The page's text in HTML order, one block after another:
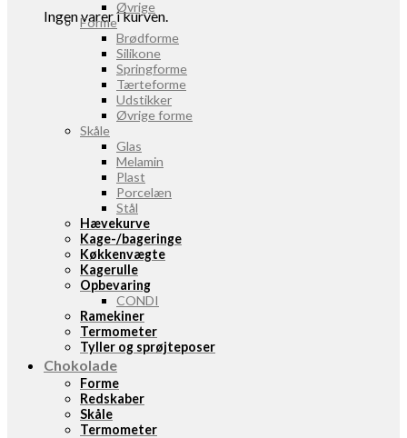
Ingen varer i kurven.
Øvrige
Forme
Brødforme
Silikone
Springforme
Tærteforme
Udstikker
Øvrige forme
Skåle
Glas
Melamin
Plast
Porcelæn
Stål
Hævekurve
Kage-/bageringe
Køkkenvægte
Kagerulle
Opbevaring
CONDI
Ramekiner
Termometer
Tyller og sprøjteposer
Chokolade
Forme
Redskaber
Skåle
Termometer